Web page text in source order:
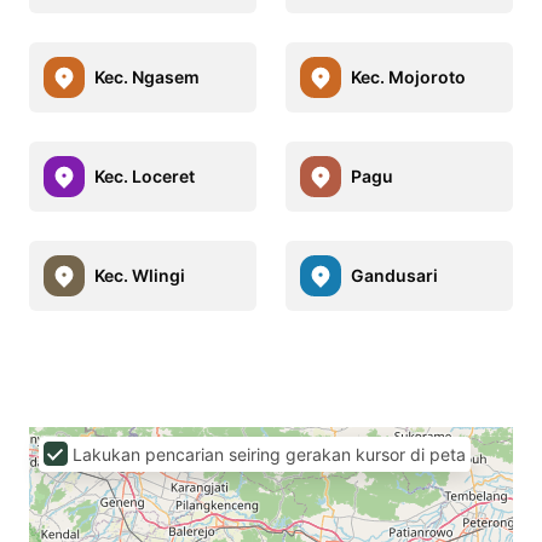
Kec. Ngasem Kec. Mojoroto
Kec. Loceret Pagu
Kec. Wlingi Gandusari
Lakukan pencarian seiring gerakan kursor di peta